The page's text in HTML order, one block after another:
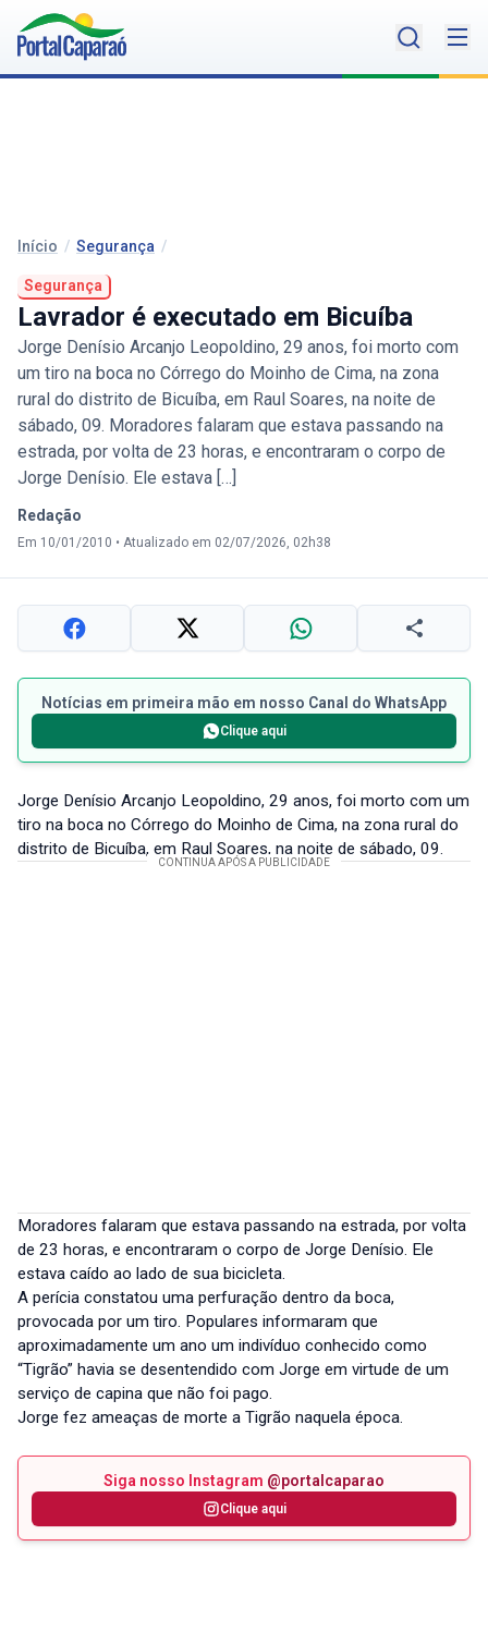
Início / Segurança /
Segurança
Lavrador é executado em Bicuíba
Jorge Denísio Arcanjo Leopoldino, 29 anos, foi morto com
um tiro na boca no Córrego do Moinho de Cima, na zona
rural do distrito de Bicuíba, em Raul Soares, na noite de
sábado, 09. Moradores falaram que estava passando na
estrada, por volta de 23 horas, e encontraram o corpo de
Jorge Denísio. Ele estava […]
Redação
Em 10/01/2010 • Atualizado em 02/07/2026, 02h38
Notícias em primeira mão em nosso Canal do WhatsApp
Clique aqui
Jorge Denísio Arcanjo Leopoldino, 29 anos, foi morto com um
tiro na boca no Córrego do Moinho de Cima, na zona rural do
distrito de Bicuíba, em Raul Soares, na noite de sábado, 09.
Moradores falaram que estava passando na estrada, por volta
de 23 horas, e encontraram o corpo de Jorge Denísio. Ele
estava caído ao lado de sua bicicleta.
A perícia constatou uma perfuração dentro da boca,
provocada por um tiro. Populares informaram que
aproximadamente um ano um indivíduo conhecido como
“Tigrão” havia se desentendido com Jorge em virtude de um
serviço de capina que não foi pago.
Jorge fez ameaças de morte a Tigrão naquela época.
Siga nosso Instagram @portalcaparao
Clique aqui